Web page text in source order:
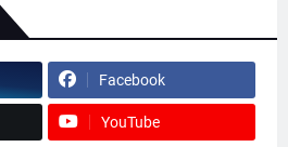
Facebook
YouTube